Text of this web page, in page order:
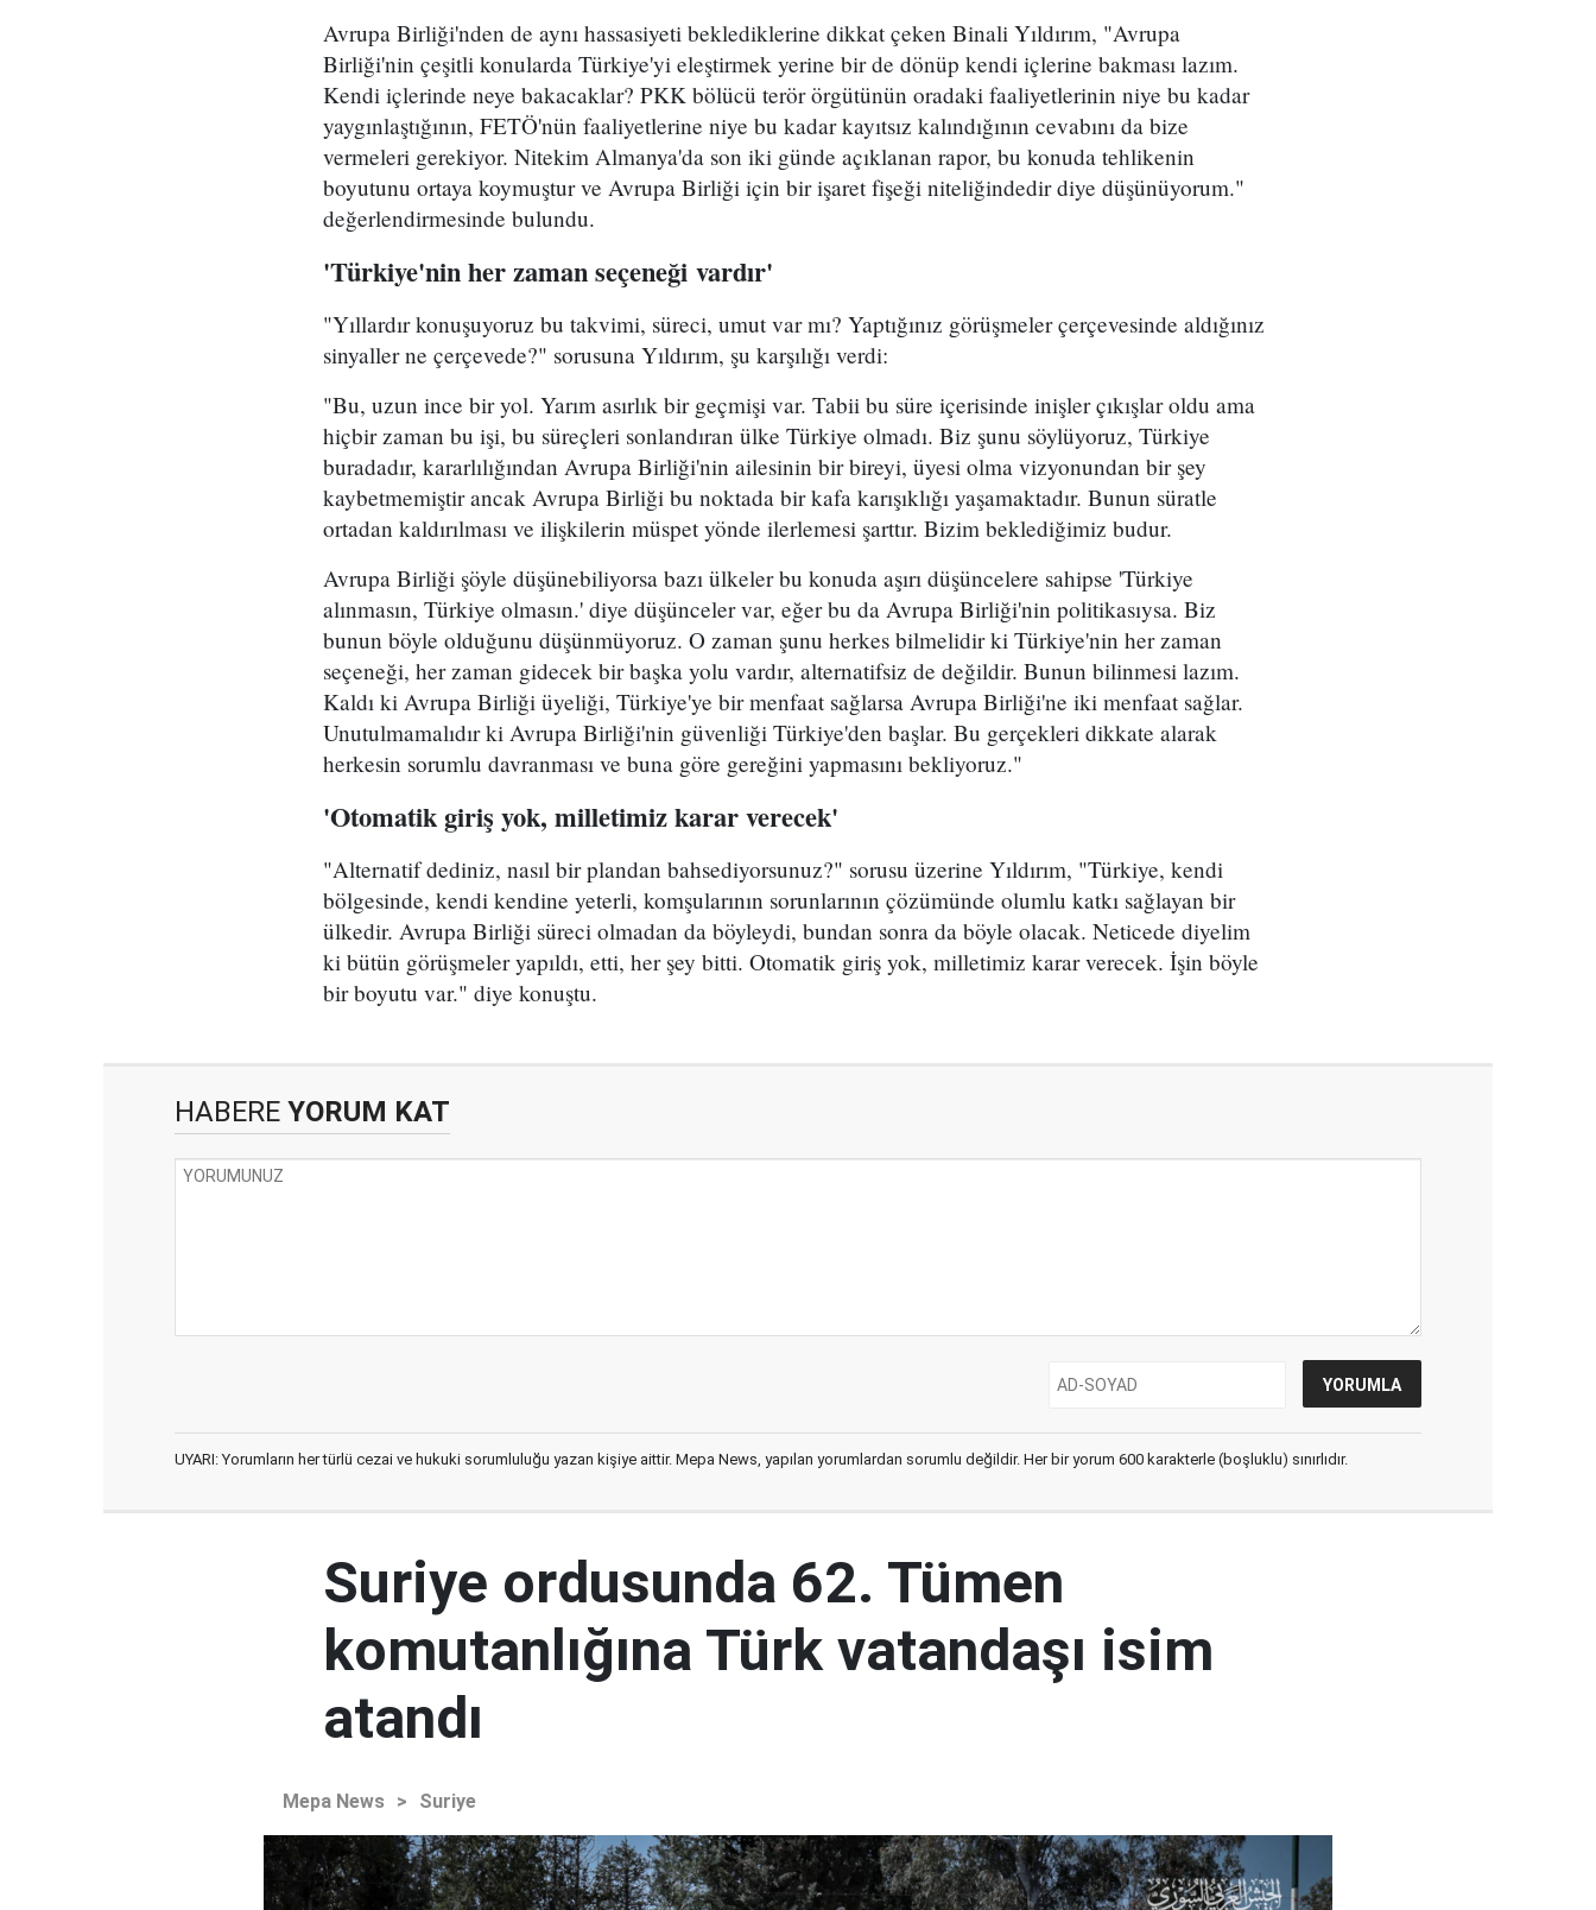
Avrupa Birliği'nden de aynı hassasiyeti beklediklerine dikkat çeken Binali Yıldırım, "Avrupa
Birliği'nin çeşitli konularda Türkiye'yi eleştirmek yerine bir de dönüp kendi içlerine bakması lazım.
Kendi içlerinde neye bakacaklar? PKK bölücü terör örgütünün oradaki faaliyetlerinin niye bu kadar
yaygınlaştığının, FETÖ'nün faaliyetlerine niye bu kadar kayıtsız kalındığının cevabını da bize
vermeleri gerekiyor. Nitekim Almanya'da son iki günde açıklanan rapor, bu konuda tehlikenin
boyutunu ortaya koymuştur ve Avrupa Birliği için bir işaret fişeği niteliğindedir diye düşünüyorum."
değerlendirmesinde bulundu.
'Türkiye'nin her zaman seçeneği vardır'
"Yıllardır konuşuyoruz bu takvimi, süreci, umut var mı? Yaptığınız görüşmeler çerçevesinde aldığınız
sinyaller ne çerçevede?" sorusuna Yıldırım, şu karşılığı verdi:
"Bu, uzun ince bir yol. Yarım asırlık bir geçmişi var. Tabii bu süre içerisinde inişler çıkışlar oldu ama
hiçbir zaman bu işi, bu süreçleri sonlandıran ülke Türkiye olmadı. Biz şunu söylüyoruz, Türkiye
buradadır, kararlılığından Avrupa Birliği'nin ailesinin bir bireyi, üyesi olma vizyonundan bir şey
kaybetmemiştir ancak Avrupa Birliği bu noktada bir kafa karışıklığı yaşamaktadır. Bunun süratle
ortadan kaldırılması ve ilişkilerin müspet yönde ilerlemesi şarttır. Bizim beklediğimiz budur.
Avrupa Birliği şöyle düşünebiliyorsa bazı ülkeler bu konuda aşırı düşüncelere sahipse 'Türkiye
alınmasın, Türkiye olmasın.' diye düşünceler var, eğer bu da Avrupa Birliği'nin politikasıysa. Biz
bunun böyle olduğunu düşünmüyoruz. O zaman şunu herkes bilmelidir ki Türkiye'nin her zaman
seçeneği, her zaman gidecek bir başka yolu vardır, alternatifsiz de değildir. Bunun bilinmesi lazım.
Kaldı ki Avrupa Birliği üyeliği, Türkiye'ye bir menfaat sağlarsa Avrupa Birliği'ne iki menfaat sağlar.
Unutulmamalıdır ki Avrupa Birliği'nin güvenliği Türkiye'den başlar. Bu gerçekleri dikkate alarak
herkesin sorumlu davranması ve buna göre gereğini yapmasını bekliyoruz."
'Otomatik giriş yok, milletimiz karar verecek'
"Alternatif dediniz, nasıl bir plandan bahsediyorsunuz?" sorusu üzerine Yıldırım, "Türkiye, kendi
bölgesinde, kendi kendine yeterli, komşularının sorunlarının çözümünde olumlu katkı sağlayan bir
ülkedir. Avrupa Birliği süreci olmadan da böyleydi, bundan sonra da böyle olacak. Neticede diyelim
ki bütün görüşmeler yapıldı, etti, her şey bitti. Otomatik giriş yok, milletimiz karar verecek. İşin böyle
bir boyutu var." diye konuştu.
HABERE YORUM KAT
UYARI: Yorumların her türlü cezai ve hukuki sorumluluğu yazan kişiye aittir. Mepa News, yapılan yorumlardan sorumlu değildir. Her bir yorum 600 karakterle (boşluklu) sınırlıdır.
Suriye ordusunda 62. Tümen
komutanlığına Türk vatandaşı isim
atandı
Mepa News > Suriye